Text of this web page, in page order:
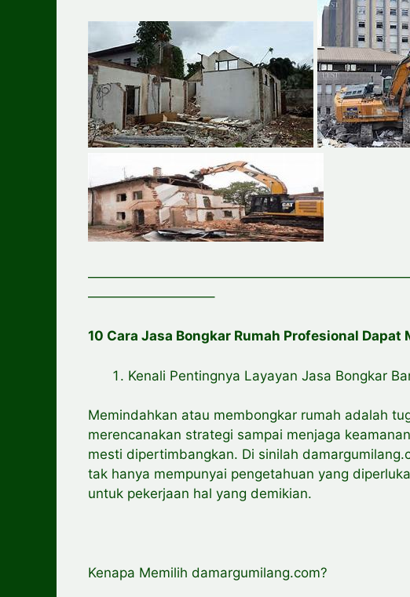
—————————–
10 Cara Jasa Bongkar Rumah Profesional
Kenali Pentingnya Layayan Jasa Bongkar
Memindahkan atau membongkar rumah adalah
merencanakan strategi sampai menjaga
mesti dipertimbangkan. Di sinilah
tak hanya mempunyai pengetahuan yang
untuk pekerjaan hal yang demikian.
Kenapa Memilih damargumilang.com?